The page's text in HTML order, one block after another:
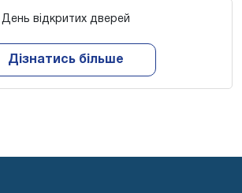
День відкритих дверей
Дізнатись більше